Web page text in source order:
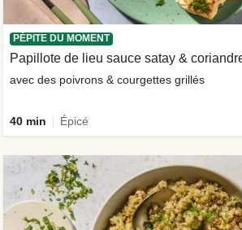
PÉPITE DU MOMENT
Papillote de lieu sauce satay &
avec des poivrons & courgettes grillés
40 min Épicé